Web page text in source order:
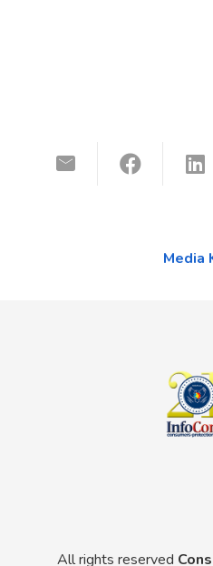
Media
All rights reserved